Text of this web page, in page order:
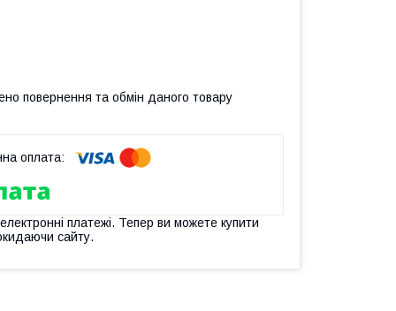
повернення та обмін даного товару
платежі. Тепер ви можете купити
сайту.